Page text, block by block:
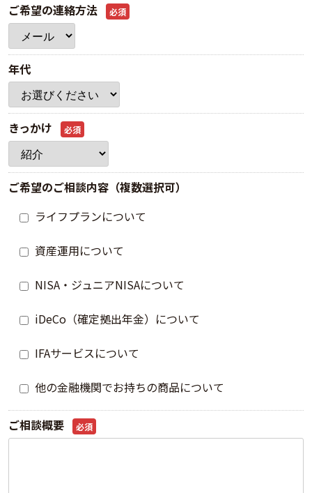
ご希望の連絡方法 必須
年代
きっかけ 必須
ご希望のご相談内容（複数選択可）
ライフプランについて
資産運用について
NISA・ジュニアNISAについて
iDeCo（確定拠出年金）について
IFAサービスについて
他の金融機関でお持ちの商品について
ご相談概要 必須